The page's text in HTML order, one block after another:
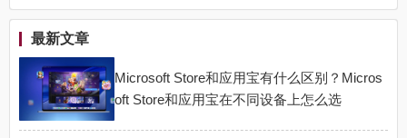
最新文章
Microsoft Store和应用宝有什么区别？Micros
oft Store和应用宝在不同设备上怎么选